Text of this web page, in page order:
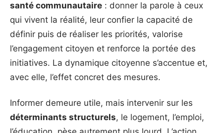
santé communautaire : donner la parole à ceux
qui vivent la réalité, leur confier la capacité de
définir puis de réaliser les priorités, valorise
l’engagement citoyen et renforce la portée des
initiatives. La dynamique citoyenne s’accentue et,
avec elle, l’effet concret des mesures.
Informer demeure utile, mais intervenir sur les
déterminants structurels, le logement, l’emploi,